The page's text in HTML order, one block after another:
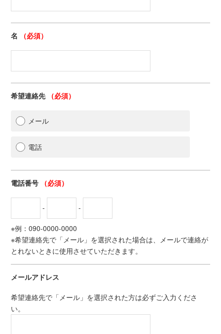
名 （必須）
希望連絡先 （必須）
メール
電話
電話番号 （必須）
- -
※例：090-0000-0000
※希望連絡先で「メール」を選択された場合は、メールで連絡が
とれないときに使用させていただきます。
メールアドレス
希望連絡先で「メール」を選択された方は必ずご入力くださ
い。